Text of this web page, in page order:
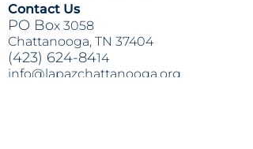
Contact Us
PO Box 3058
Chattanooga, TN 37404
(423) 624-8414
info@lapazchattanooga.org